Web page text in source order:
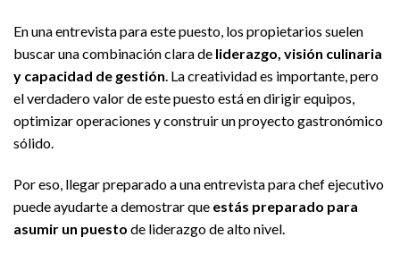
En una entrevista para este puesto, los propietarios suelen
buscar una combinación clara de liderazgo, visión culinaria
y capacidad de gestión. La creatividad es importante, pero
el verdadero valor de este puesto está en dirigir equipos,
optimizar operaciones y construir un proyecto gastronómico
sólido.
Por eso, llegar preparado a una entrevista para chef ejecutivo
puede ayudarte a demostrar que estás preparado para
asumir un puesto de liderazgo de alto nivel.